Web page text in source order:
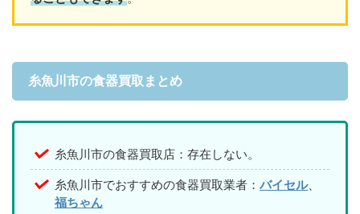
糸魚川市の食器買取まとめ
糸魚川市の食器買取店：存在しない。
糸魚川市でおすすめの食器買取業者： バイセル、
福ちゃん